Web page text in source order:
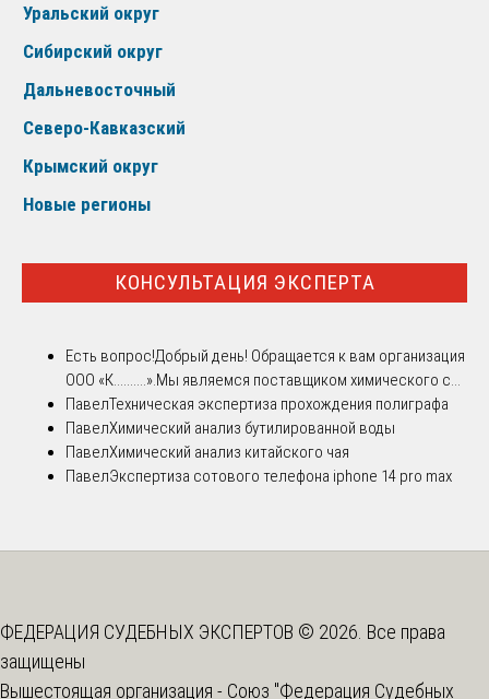
Уральский округ
Сибирский округ
Дальневосточный
Северо-Кавказский
Крымский округ
Новые регионы
КОНСУЛЬТАЦИЯ ЭКСПЕРТА
Есть вопрос!Добрый день! Обращается к вам организация
ООО «К..........».Мы являемся поставщиком химического с...
ПавелТехническая экспертиза прохождения полиграфа
ПавелХимический анализ бутилированной воды
ПавелХимический анализ китайского чая
ПавелЭкспертиза сотового телефона iphone 14 pro max
ФЕДЕРАЦИЯ СУДЕБНЫХ ЭКСПЕРТОВ © 2026. Все права
защищены
Вышестоящая организация - Союз "Федерация Судебных